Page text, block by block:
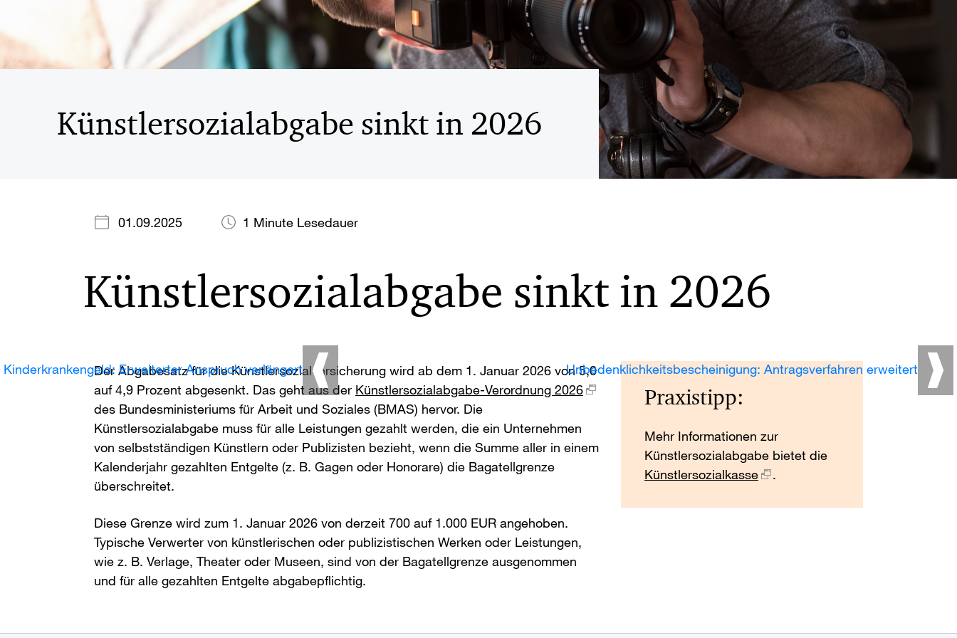
Künstlersozialabgabe sinkt in 2026
01.09.2025 1 Minute Lesedauer
Künstlersozialabgabe sinkt in 2026
Der Abgabesatz für die Künstlersozialversicherung wird ab dem 1. Januar 2026 von 5,0
auf 4,9 Prozent abgesenkt. Das geht aus der Künstlersozialabgabe-Verordnung 2026
des Bundesministeriums für Arbeit und Soziales (BMAS) hervor. Die
Künstlersozialabgabe muss für alle Leistungen gezahlt werden, die ein Unternehmen
von selbstständigen Künstlern oder Publizisten bezieht, wenn die Summe aller in einem
Kalenderjahr gezahlten Entgelte (z. B. Gagen oder Honorare) die Bagatellgrenze
überschreitet.
Diese Grenze wird zum 1. Januar 2026 von derzeit 700 auf 1.000 EUR angehoben.
Typische Verwerter von künstlerischen oder publizistischen Werken oder Leistungen,
wie z. B. Verlage, Theater oder Museen, sind von der Bagatellgrenze ausgenommen
und für alle gezahlten Entgelte abgabepflichtig.
Praxistipp:
Mehr Informationen zur
Künstlersozialabgabe bietet die
Künstlersozialkasse
.
Kinderkrankengeld: Erweiterter Anspruch verlängert Unbedenklichkeitsbescheinigung: Antragsverfahren erweitert